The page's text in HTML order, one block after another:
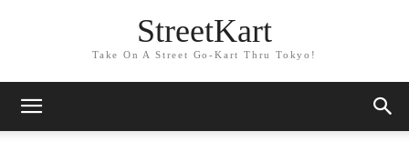
StreetKart
Take On A Street Go-Kart Thru Tokyo!